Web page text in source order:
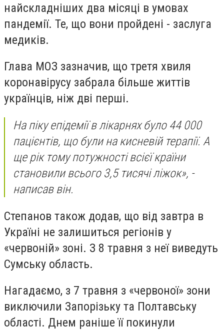
найскладніших два місяці в умовах
пандемії. Те, що вони пройдені - заслуга
медиків.
Глава МОЗ зазначив, що третя хвиля
коронавірусу забрала більше життів
українців, ніж дві перші.
На піку епідемії в лікарнях було 44 000
пацієнтів, що були на кисневій терапії. А
ще рік тому потужності всієї країни
становили всього 3,5 тисячі ліжок», -
написав він.
Степанов також додав, що від завтра в
Україні не залишиться регіонів у
«червоній» зоні. З 8 травня з неї виведуть
Сумську область.
Нагадаємо, з 7 травня з «червоної» зони
виключили Запорізьку та Полтавську
області. Днем раніше її покинули